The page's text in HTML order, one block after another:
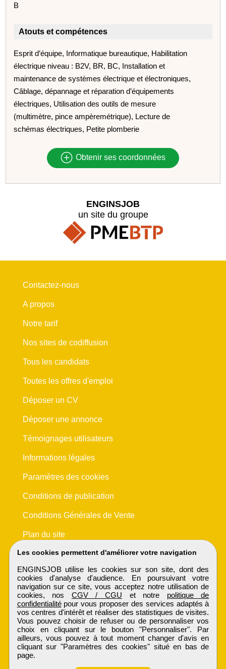
B
Atouts et compétences
Esprit d’équipe, Informatique bureautique, Habilitation
électrique niveau : B2V, BR, BC, Installation et
maintenance de systèmes électrique et électroniques,
Câblage, dépannage et réparation d’équipements
électriques, Utilisation des outils de mesure
(multimètre, pince ampèremétrique), Lecture de
schémas électriques, Petite plomberie
Obtenir ses coordonnées
Les cookies permettent d'améliorer votre navigation
ENGINSJOB utilise les cookies sur son site, dont des
cookies d'analyse d'audience. En poursuivant votre
navigation sur ce site, vous acceptez notre utilisation de
cookies, nos CGV / CGU et notre politique de
confidentialitépour vous proposer des services adaptés à
vos centres d'intérêt et réaliser des statistiques de visites.
Vous pouvez choisir de refuser ou de personnaliser vos
choix en cliquant sur le bouton "Personnaliser". Par
ailleurs, vous pouvez à tout moment changer d'avis en
cliquant sur "Paramètres des cookies" situé en bas de
page.
ENGINSJOB
un site du groupe
Contactez-nous
A propos
Notre tarif
Nos sites de codiffusion
Tous les candidats
Toutes les offres d'emploi
Déposer un CV
Déposer une annonce
Témoignages utilisateurs
Informations légales
Paramètres des cookies
Conditions de publication
Conditions Générales de Vente
Plan du site